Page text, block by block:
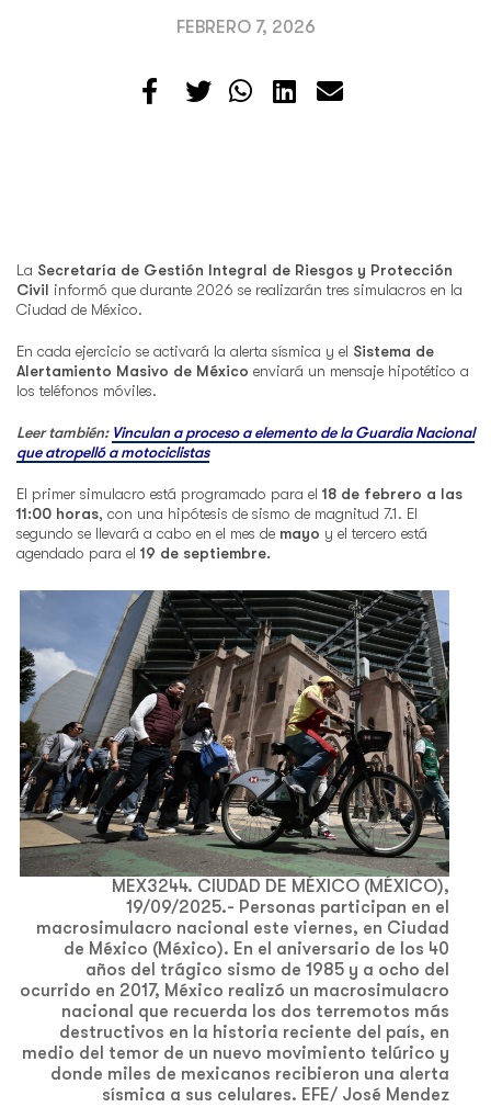
FEBRERO 7, 2026
La Secretaría de Gestión Integral de Riesgos y Protección
Civil informó que durante 2026 se realizarán tres simulacros en la
Ciudad de México.
En cada ejercicio se activará la alerta sísmica y el Sistema de
Alertamiento Masivo de México enviará un mensaje hipotético a
los teléfonos móviles.
Leer también: Vinculan a proceso a elemento de la Guardia Nacional
que atropelló a motociclistas
El primer simulacro está programado para el 18 de febrero a las
11:00 horas, con una hipótesis de sismo de magnitud 7.1. El
segundo se llevará a cabo en el mes de mayo y el tercero está
agendado para el 19 de septiembre.
MEX3244. CIUDAD DE MÉXICO (MÉXICO),
19/09/2025.- Personas participan en el
macrosimulacro nacional este viernes, en Ciudad
de México (México). En el aniversario de los 40
años del trágico sismo de 1985 y a ocho del
ocurrido en 2017, México realizó un macrosimulacro
nacional que recuerda los dos terremotos más
destructivos en la historia reciente del país, en
medio del temor de un nuevo movimiento telúrico y
donde miles de mexicanos recibieron una alerta
sísmica a sus celulares. EFE/ José Mendez